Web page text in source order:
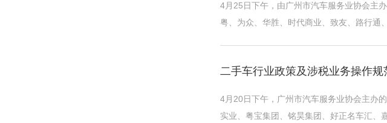
4月25日下午，由广州市汽车服务业协会主
粤、为众、华胜、时代商业、致友、路行通
二手车行业政策及涉税业务操作
4月20日下午，广州市汽车服务业协会主办
实业、粤宝集团、铭昊集团、好正名车汇、